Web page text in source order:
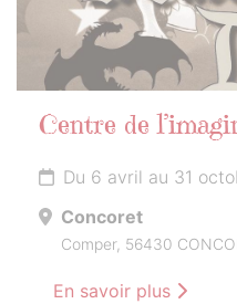
Centre de
Du 6 avril au 31
Concoret
Comper, 56430
En savoir plus